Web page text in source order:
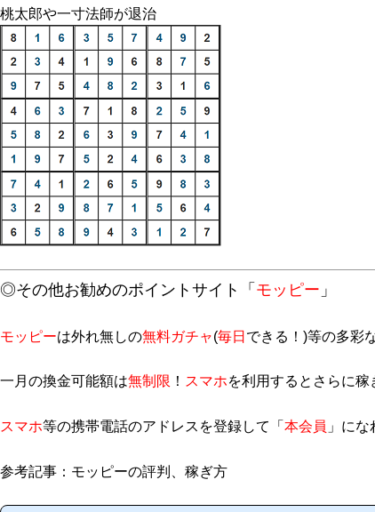
桃太郎や一寸法師が退治
◎その他お勧めのポイントサイト「 モッピー 」
モッピーは外れ無しの無料ガチャ(毎日 できる！)等の多彩
一月の換金可能額は無制限 ！ スマホを利用するとさらに稼
スマホ等の携帯電話のアドレスを登録して「 本会員 」に
参考記事：モッピーの評判、稼ぎ方